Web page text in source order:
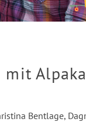
mit
Bentlage,